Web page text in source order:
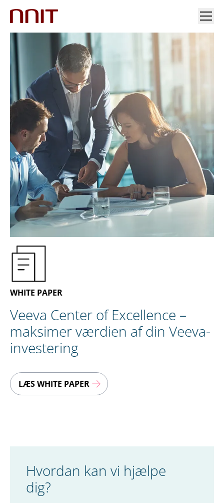
VORES LØSNINGER
INVESTORER OG PRESSE
KARRIERE
OM OS
WHITE PAPER
Veeva Center of Excellence –
maksimer værdien af din Veeva-
investering
LÆS WHITE PAPER
Hvordan kan vi hjælpe
dig?